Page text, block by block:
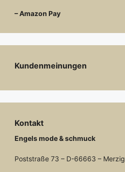
– Amazon Pay
Kundenmeinungen
Kontakt
Engels mode & schmuck
Poststraße 73 – D-66663 – Merzig